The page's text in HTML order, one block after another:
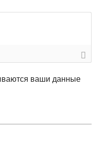
ваши данные